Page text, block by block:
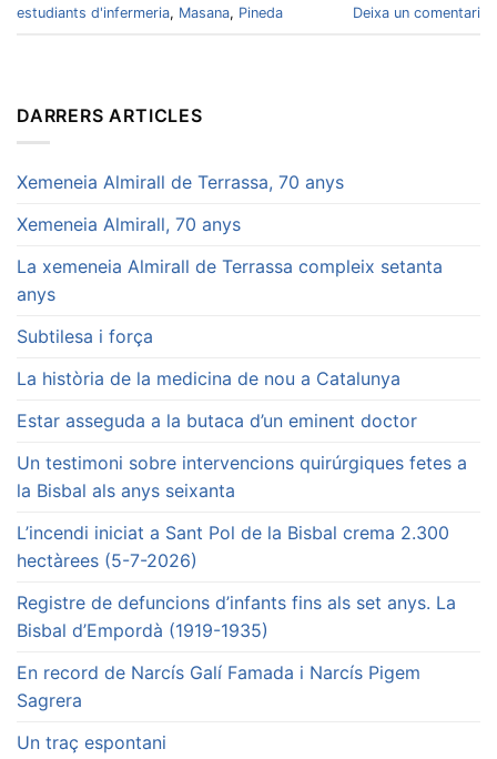
estudiants d'infermeria, Masana, Pineda Deixa un comentari
DARRERS ARTICLES
Xemeneia Almirall de Terrassa, 70 anys
Xemeneia Almirall, 70 anys
La xemeneia Almirall de Terrassa compleix setanta
anys
Subtilesa i força
La història de la medicina de nou a Catalunya
Estar asseguda a la butaca d’un eminent doctor
Un testimoni sobre intervencions quirúrgiques fetes a
la Bisbal als anys seixanta
L’incendi iniciat a Sant Pol de la Bisbal crema 2.300
hectàrees (5-7-2026)
Registre de defuncions d’infants fins als set anys. La
Bisbal d’Empordà (1919-1935)
En record de Narcís Galí Famada i Narcís Pigem
Sagrera
Un traç espontani